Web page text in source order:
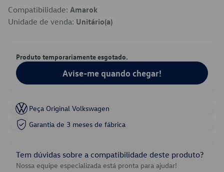
Compatibilidade: Amarok
Unidade de venda: Unitário(a)
Produto temporariamente esgotado.
Avise-me quando chegar!
Peça Original Volkswagen
Garantia de 3 meses de fábrica
Tem dúvidas sobre a compatibilidade deste produto?
Nossa equipe especializada está pronta para ajudar!